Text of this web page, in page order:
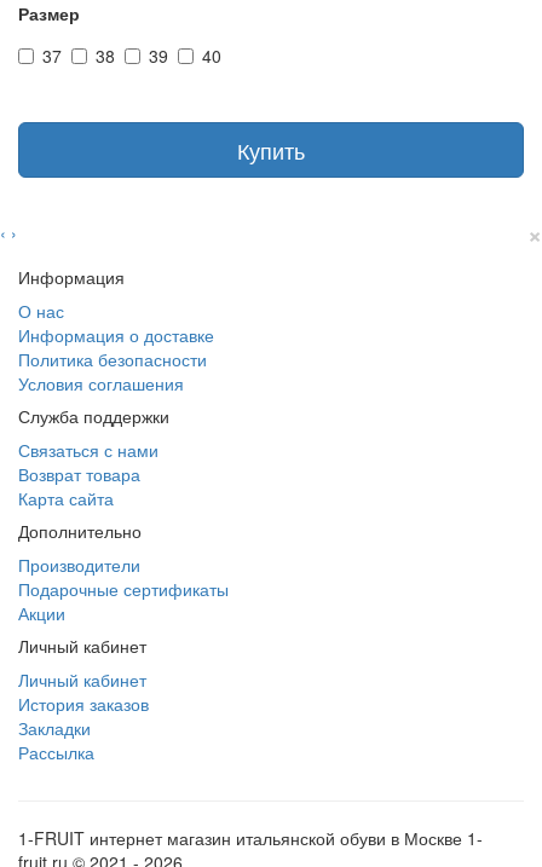
Размер
37
38 39 40
Купить
‹ › ×
Информация
О нас
Информация о доставке
Политика безопасности
Условия соглашения
Служба поддержки
Связаться с нами
Возврат товара
Карта сайта
Дополнительно
Производители
Подарочные сертификаты
Акции
Личный кабинет
Личный кабинет
История заказов
Закладки
Рассылка
1-FRUIT интернет магазин итальянской обуви в Москве 1-
fruit.ru © 2021 - 2026